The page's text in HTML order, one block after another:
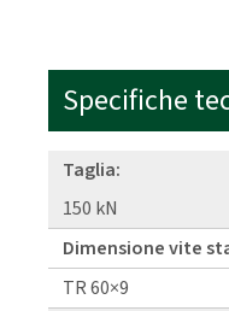
Specifiche
Taglia:
150 kN
Dimensione vite
TR 60×9